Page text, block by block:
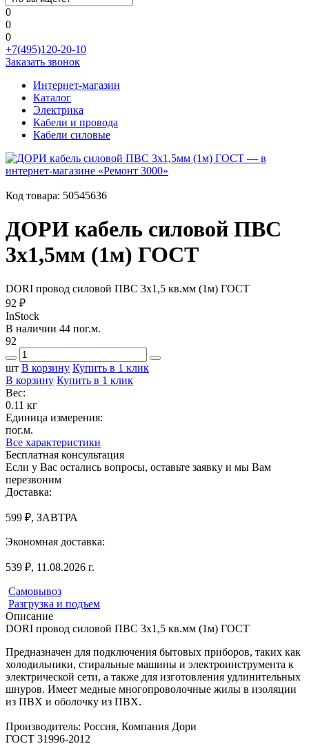
0
0
0
+7(495)120-20-10
Заказать звонок
Интернет-магазин
Каталог
Электрика
Кабели и провода
Кабели силовые
Код товара: 50545636
ДОРИ кабель силовой ПВС
3х1,5мм (1м) ГОСТ
DORI провод силовой ПВС 3х1,5 кв.мм (1м) ГОСТ
92 ₽
InStock
В наличии 44 пог.м.
92
шт В корзину Купить в 1 клик
В корзину Купить в 1 клик
Вес:
0.11 кг
Единица измерения:
пог.м.
Все характеристики
Бесплатная консультация
Если у Вас остались вопросы, оставьте заявку и мы Вам
перезвоним
Доставка:
599 ₽, ЗАВТРА
Экономная доставка:
539 ₽, 11.08.2026 г.
Самовывоз
Разгрузка и подъем
Описание
DORI провод силовой ПВС 3х1,5 кв.мм (1м) ГОСТ
Предназначен для подключения бытовых приборов, таких как
холодильники, стиральные машины и электроинструмента к
электрической сети, а также для изготовления удлинительных
шнуров. Имеет медные многопроволочные жилы в изоляции
из ПВХ и оболочку из ПВХ.
Производитель: Россия, Компания Дори
ГОСТ 31996-2012